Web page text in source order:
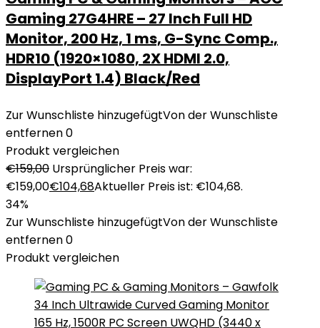
Gaming 27G4HRE – 27 Inch Full HD
Monitor, 200 Hz, 1 ms, G-Sync Comp.,
HDR10 (1920×1080, 2X HDMI 2.0,
DisplayPort 1.4) Black/Red
Zur Wunschliste hinzugefügtVon der Wunschliste
entfernen0
Produkt vergleichen
€159,00 Ursprünglicher Preis war:
€159,00€104,68Aktueller Preis ist: €104,68.
34%
Zur Wunschliste hinzugefügtVon der Wunschliste
entfernen0
Produkt vergleichen